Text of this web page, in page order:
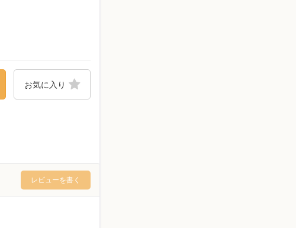
お気に入り
レビューを書く